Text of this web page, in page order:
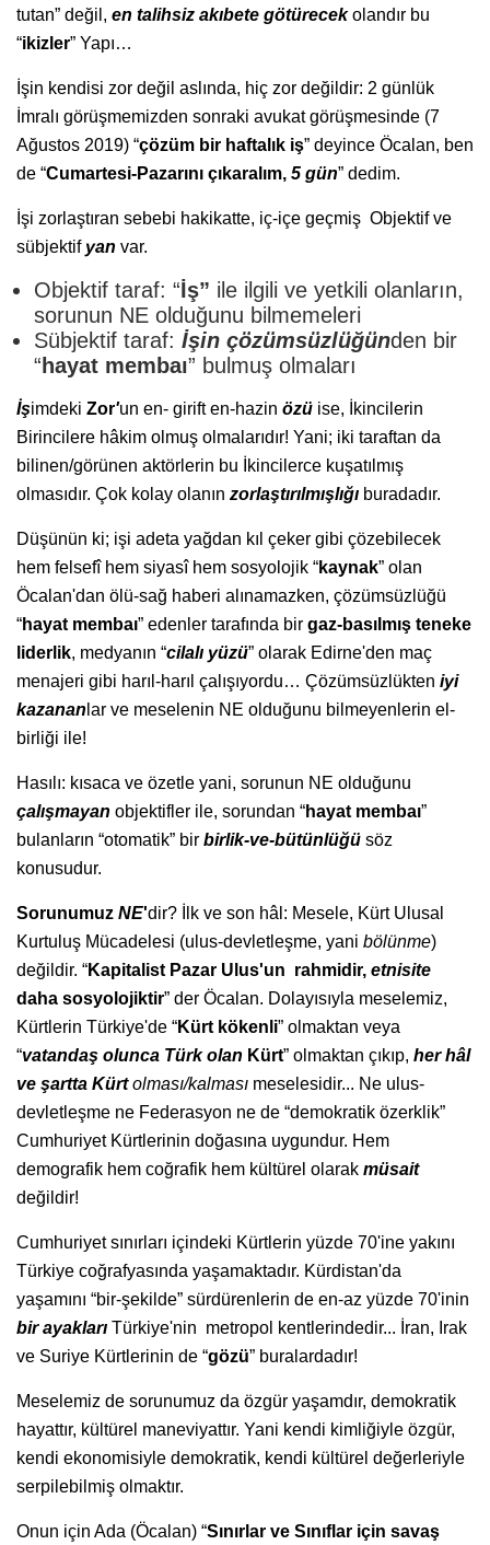
tutan” değil, en talihsiz akıbete götürecekolandır bu
“ikizler” Yapı…
İşin kendisi zor değil aslında, hiç zor değildir: 2 günlük
İmralı görüşmemizden sonraki avukat görüşmesinde (7
Ağustos 2019) “çözüm bir haftalık iş” deyince Öcalan, ben
de “Cumartesi-Pazarını çıkaralım, 5 gün” dedim.
İşi zorlaştıran sebebi hakikatte, iç-içe geçmiş Objektif ve
sübjektif yan var.
Objektif taraf: “İş” ile ilgili ve yetkili olanların,
sorunun NE olduğunu bilmemeleri
Sübjektif taraf: İşin çözümsüzlüğünden bir
“ hayat membaı” bulmuş olmaları
İşimdeki Zor'un en- girift en-hazin özü ise, İkincilerin
Birincilere hâkim olmuş olmalarıdır! Yani; iki taraftan da
bilinen/görünen aktörlerin bu İkincilerce kuşatılmış
olmasıdır. Çok kolay olanın zorlaştırılmışlığı buradadır.
Düşünün ki; işi adeta yağdan kıl çeker gibi çözebilecek
hem felsefî hem siyasî hem sosyolojik “kaynak” olan
Öcalan'dan ölü-sağ haberi alınamazken, çözümsüzlüğü
“hayat membaı” edenler tarafında bir gaz-basılmış teneke
liderlik, medyanın “cilalı yüzü” olarak Edirne'den maç
menajeri gibi harıl-harıl çalışıyordu… Çözümsüzlükten iyi
kazanan lar ve meselenin NE olduğunu bilmeyenlerin el-
birliği ile!
Hasılı: kısaca ve özetle yani, sorunun NE olduğunu
çalışmayan objektifler ile, sorundan “hayat membaı”
bulanların “otomatik” bir birlik-ve-bütünlüğü söz
konusudur.
Sorunumuz NE'dir? İlk ve son hâl: Mesele, Kürt Ulusal
Kurtuluş Mücadelesi (ulus-devletleşme, yani bölünme)
değildir. “Kapitalist Pazar Ulus'un rahmidir, etnisite
daha sosyolojiktir” der Öcalan. Dolayısıyla meselemiz,
Kürtlerin Türkiye'de “Kürt kökenli” olmaktan veya
“vatandaş olunca Türk olan Kürt” olmaktan çıkıp, her hâl
ve şartta Kürtolması/kalması meselesidir... Ne ulus-
devletleşme ne Federasyon ne de “demokratik özerklik”
Cumhuriyet Kürtlerinin doğasına uygundur. Hem
demografik hem coğrafik hem kültürel olarak müsait
değildir!
Cumhuriyet sınırları içindeki Kürtlerin yüzde 70'ine yakını
Türkiye coğrafyasında yaşamaktadır. Kürdistan'da
yaşamını “bir-şekilde” sürdürenlerin de en-az yüzde 70'inin
bir ayakları Türkiye'nin metropol kentlerindedir... İran, Irak
ve Suriye Kürtlerinin de “gözü” buralardadır!
Meselemiz de sorunumuz da özgür yaşamdır, demokratik
hayattır, kültürel maneviyattır. Yani kendi kimliğiyle özgür,
kendi ekonomisiyle demokratik, kendi kültürel değerleriyle
serpilebilmiş olmaktır.
Onun için Ada (Öcalan) “Sınırlar ve Sınıflar için savaş